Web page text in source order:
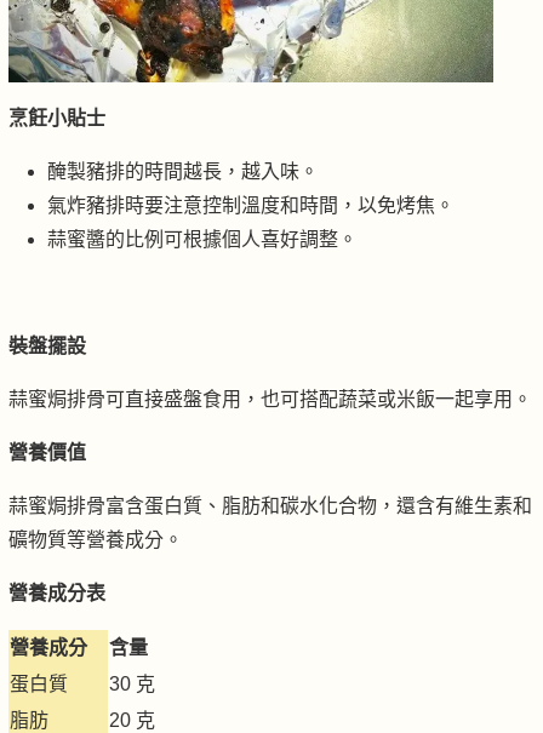
烹飪小貼士
醃製豬排的時間越長，越入味。
氣炸豬排時要注意控制溫度和時間，以免烤焦。
蒜蜜醬的比例可根據個人喜好調整。
裝盤擺設
蒜蜜焗排骨可直接盛盤食用，也可搭配蔬菜或米飯一起享用。
營養價值
蒜蜜焗排骨富含蛋白質、脂肪和碳水化合物，還含有維生素和
礦物質等營養成分。
營養成分表
營養成分
含量
蛋白質
30 克
脂肪
20 克